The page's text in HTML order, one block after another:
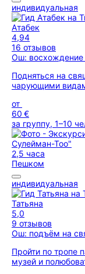
индивидуальная
Атабек
4,94
16 отзывов
Ош: восхождение
Подняться на
чарующими
от
60 €
за группу, 1–10
2,5 часа
Пешком
индивидуальная
Татьяна
5,0
9 отзывов
Ош: подъём на
Пройти по тропе
музей и